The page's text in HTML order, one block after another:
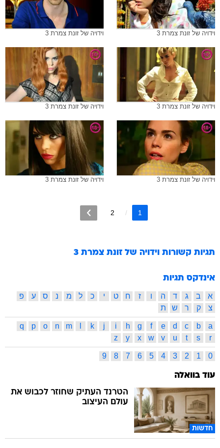
וידויה של זונת צמרת 3 וידויה של זונת צמרת 3
וידויה של זונת צמרת 3 וידויה של זונת צמרת 3
וידויה של זונת צמרת 3 וידויה של זונת צמרת 3
1
2
תגיות קשורות וידויה של זונת צמרת 3
אינדקס תגיות
א ב ג ד ה ו ז ח ט י כ ל מ נ ס ע
פ
צ
ק ר ש ת
a
b
c
d
e
f
g
h
i
j
k
m
n
o
p
q
r
s
t
u
v
w
x
y
z
0
1
2
3
4
5
6
7
8
9
עוד בוואלה
חדשות
הטרנד העתיק שחוזר לכבוש את
עולם העיצוב